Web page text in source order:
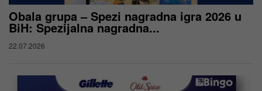
Obala grupa – Spezi nagradna igra 2026 u
BiH: Spezijalna nagradna...
22.07.2026